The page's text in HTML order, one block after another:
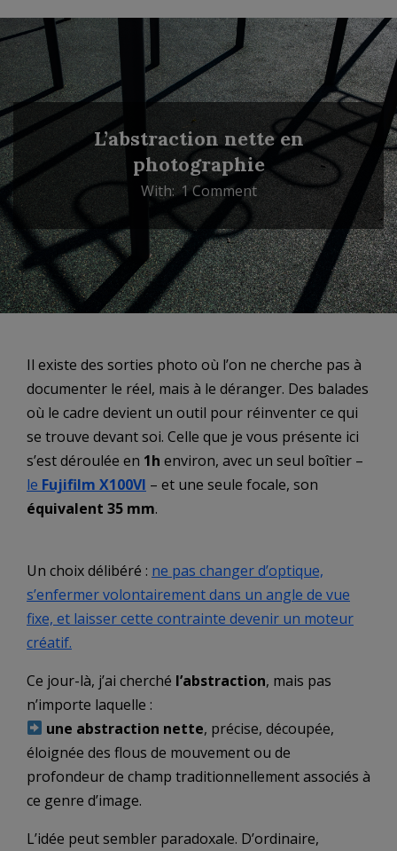
L’abstraction nette en
photographie
With: 1 Comment
Il existe des sorties photo où l’on ne cherche pas à
documenter le réel, mais à le déranger. Des balades
où le cadre devient un outil pour réinventer ce qui
se trouve devant soi. Celle que je vous présente ici
s’est déroulée en 1h environ, avec un seul boîtier –
le Fujifilm X100VI – et une seule focale, son
équivalent 35 mm.
Un choix délibéré : ne pas changer d’optique,
s’enfermer volontairement dans un angle de vue
fixe, et laisser cette contrainte devenir un moteur
créatif.
Ce jour-là, j’ai cherché l’abstraction, mais pas
n’importe laquelle :
une abstraction nette, précise, découpée,
éloignée des flous de mouvement ou de
profondeur de champ traditionnellement associés à
ce genre d’image.
L’idée peut sembler paradoxale. D’ordinaire,